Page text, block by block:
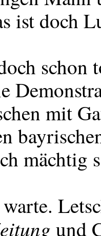
ist doch
schon
mit
mächtig
und